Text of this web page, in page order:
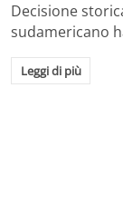
Decisione
sudamericano
Leggi di più